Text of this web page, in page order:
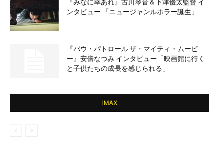
『みなに幸あれ』古川琴音＆下津優太監督 イ
ンタビュー 「ニュージャンルホラー誕生」
『パウ・パトロール ザ・マイティ・ムービ
ー』安倍なつみ インタビュー「映画館に行く
と子供たちの成長を感じられる」
IMAX